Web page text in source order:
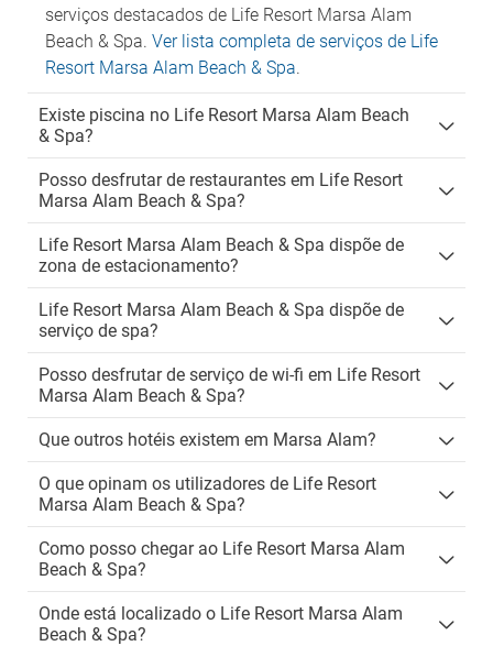
serviços destacados de Life Resort Marsa Alam
Beach & Spa. Ver lista completa de serviços de Life
Resort Marsa Alam Beach & Spa.
Existe piscina no Life Resort Marsa Alam Beach
& Spa?
Posso desfrutar de restaurantes em Life Resort
Marsa Alam Beach & Spa?
Life Resort Marsa Alam Beach & Spa dispõe de
zona de estacionamento?
Life Resort Marsa Alam Beach & Spa dispõe de
serviço de spa?
Posso desfrutar de serviço de wi-fi em Life Resort
Marsa Alam Beach & Spa?
Que outros hotéis existem em Marsa Alam?
O que opinam os utilizadores de Life Resort
Marsa Alam Beach & Spa?
Como posso chegar ao Life Resort Marsa Alam
Beach & Spa?
Onde está localizado o Life Resort Marsa Alam
Beach & Spa?